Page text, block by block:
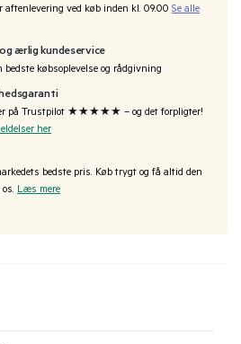
aftenlevering ved køb inden kl. 09:00 Se alle
ærlig kundeservice
bedste købsoplevelse og rådgivning
på Trustpilot ★★★★★ – og det forpligter!
her
bedste pris. Køb trygt og få altid den
Læs mere